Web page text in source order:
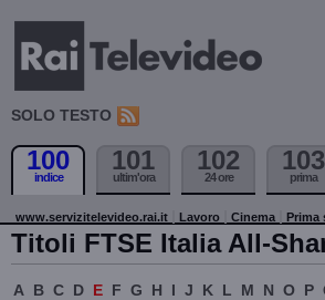
SOLO TESTO
100
indice
101
ultim'ora
102
24 ore
103
prima
www.servizitelevideo.rai.it Lavoro Cinema Prima
Titoli FTSE Italia All-
A B C D E F G H I J K L M N O P